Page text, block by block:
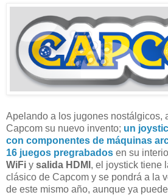
Apelando a los jugones nostálgicos,
Capcom su nuevo invento; un
con componentes de máquinas
16 juegos pregrabados en su
WiFi y salida HDMI , el joystick tiene
clásico de Capcom y se pondrá a la
de este mismo año, aunque ya puede